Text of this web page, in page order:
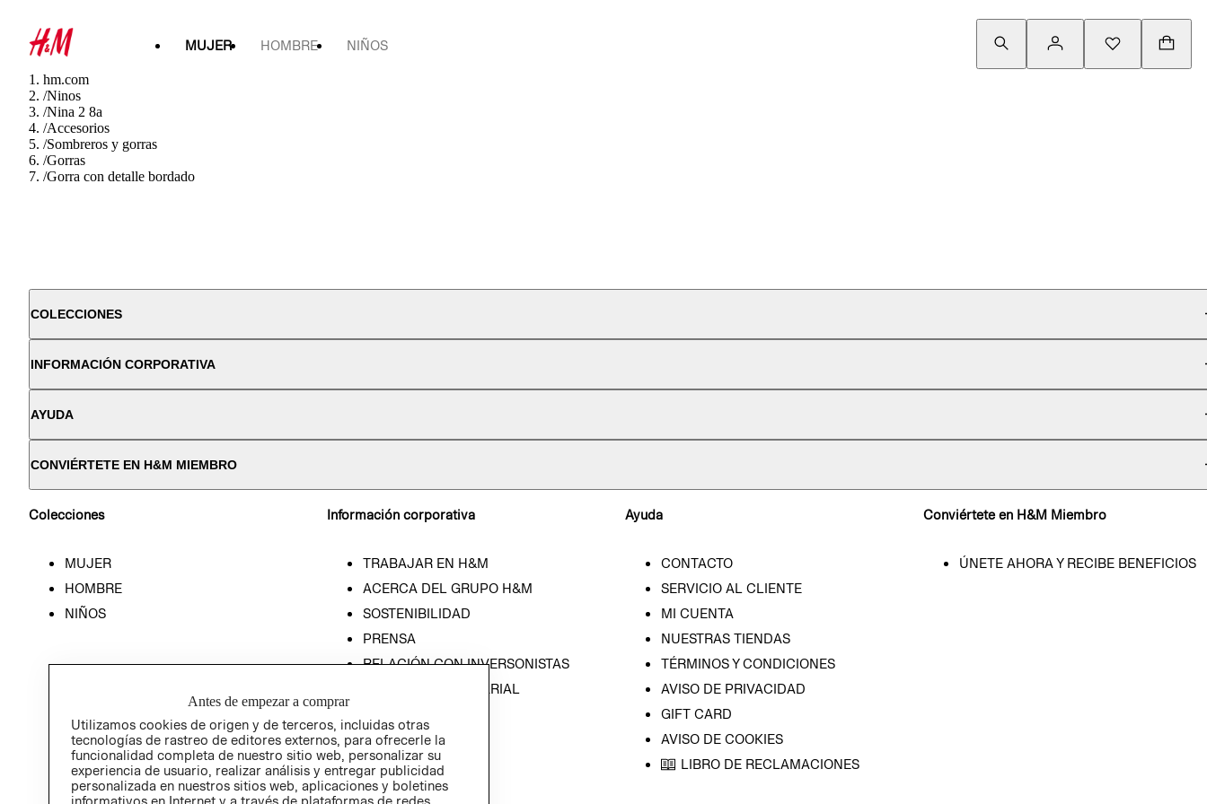
MUJER HOMBRE NIÑOS
hm.com
/Ninos
/Nina 2 8a
/Accesorios
/Sombreros y gorras
/Gorras
/Gorra con detalle bordado
COLECCIONES
INFORMACIÓN CORPORATIVA
AYUDA
CONVIÉRTETE EN H&M MIEMBRO
Colecciones
MUJER
HOMBRE
NIÑOS
Información corporativa
TRABAJAR EN H&M
ACERCA DEL GRUPO H&M
SOSTENIBILIDAD
PRENSA
RELACIÓN CON INVERSONISTAS
POLÍTICA EMPRESARIAL
Ayuda
CONTACTO
SERVICIO AL CLIENTE
MI CUENTA
NUESTRAS TIENDAS
TÉRMINOS Y CONDICIONES
AVISO DE PRIVACIDAD
GIFT CARD
AVISO DE COOKIES
LIBRO DE RECLAMACIONES
Conviértete en H&M Miembro
ÚNETE AHORA Y RECIBE BENEFICIOS
Antes de empezar a comprar
Utilizamos cookies de origen y de terceros, incluidas otras
tecnologías de rastreo de editores externos, para ofrecerle la
funcionalidad completa de nuestro sitio web, personalizar su
experiencia de usuario, realizar análisis y entregar publicidad
personalizada en nuestros sitios web, aplicaciones y boletines
informativos en Internet y a través de plataformas de redes